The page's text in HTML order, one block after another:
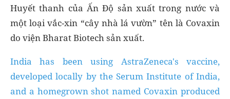
Huyết thanh của Ấn Độ sản xuất trong nước và
một loại vắc-xin “cây nhà lá vườn” tên là Covaxin
do viện Bharat Biotech sản xuất.
India has been using AstraZeneca's vaccine,
developed locally by the Serum Institute of India,
and a homegrown shot named Covaxin produced